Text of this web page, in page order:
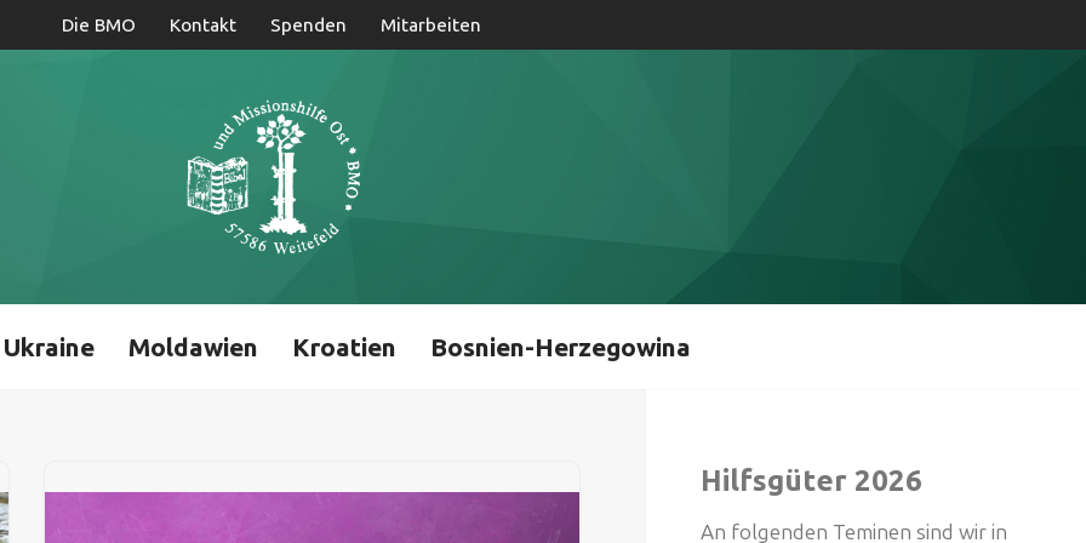
Die BMO Kontakt Spenden Mitarbeiten
Ukraine Moldawien Kroatien Bosnien-Herzegowina
Hilfsgüter 2026
An folgenden Teminen sind wir in